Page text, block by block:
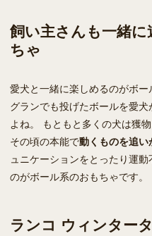
飼い主さんも一緒
ちゃ
愛犬と一緒に楽しめるのがボ
グランでも投げたボールを愛
よね。 もともと多くの犬は獲
その頃の本能で動くものを追い
ュニケーションをとったり運
のがボール系のおもちゃです。
ランコ ウィンター